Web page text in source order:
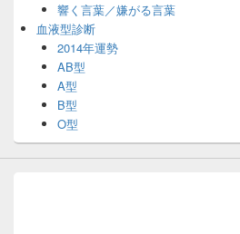
響く言葉／嫌がる言葉
血液型診断
2014年運勢
AB型
A型
B型
O型